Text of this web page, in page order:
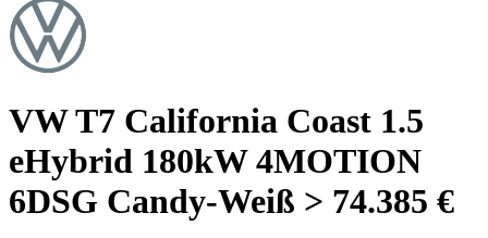
VW T7 California Coast 1.5
eHybrid 180kW 4MOTION
6DSG Candy-Weiß > 74.385 €